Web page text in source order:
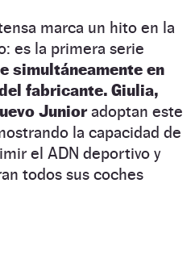
marca un hito en la
es la primera serie
simultáneamente en
fabricante. Giulia,
Junioradoptan este
la capacidad de
el ADN deportivo y
todos sus coches